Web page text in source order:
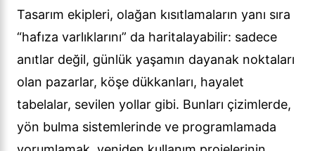
Tasarım ekipleri, olağan kısıtlamaların yanı sıra
“hafıza varlıklarını” da haritalayabilir: sadece
anıtlar değil, günlük yaşamın dayanak noktaları
olan pazarlar, köşe dükkanları, hayalet
tabelalar, sevilen yollar gibi. Bunları çizimlerde,
yön bulma sistemlerinde ve programlamada